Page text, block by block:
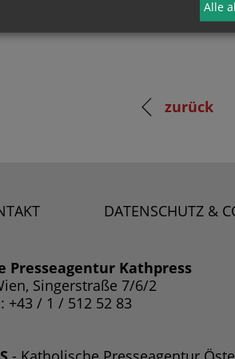
zurück
DATENSCHUTZ &
Presseagentur Kathpress
Singerstraße 7/6/2
+43 / 1 / 512 52 83
Alle